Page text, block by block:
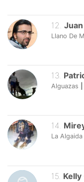
12
Llano De
13.
Alguazas
14.
La Algaida
15 Kelly